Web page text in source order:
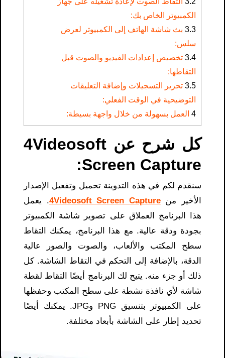
الكمبيوتر الخاص بك:
3.3 بث شاشة الهاتف إلى الكمبيوتر لعرض
سلس:
3.4 تخصيص إعدادات الفيديو والصوت قبل
التقاطها:
3.5 تحرير التسجيلات وإضافة التعليقات
التوضيحية في الوقت الفعلي:
4 العمل بسهولة من خلال واجهة بسيطة:
كل شرح عن 4Videosoft
Screen Capture:
سنقدم لكم في هذه التدوينة تحميل وتفعيل الإصدار
الأخير من4Videosoft Screen Capture. يعمل
هذا البرنامج العملاق على تصوير شاشة الكمبيوتر
بجودة ودقة عالية. مع هذا البرنامج، يمكنك التقاط
سطح المكتب والألعاب، والصوت والصور عالية
الدقة، بالإضافة إلى التحكم في التقاط الشاشة. كل
ذلك أو جزء منه. يتيح لك البرنامج أيضًا التقاط لقطة
شاشة لأي نافذة نشطة على سطح المكتب وحفظها
على الكمبيوتر بتنسيق PNG وJPG. يمكنك أيضًا
تحديد إطار على الشاشة بأبعاد مختلفة.